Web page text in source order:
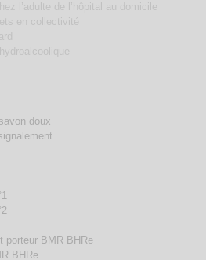
l’adulte de l’hôpital au domicile
en collectivité
doux
porteur BMR BHRe
BHRe